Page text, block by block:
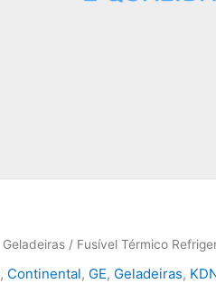
Geladeiras / Fusível Térmico
, Continental, GE, Geladeiras,